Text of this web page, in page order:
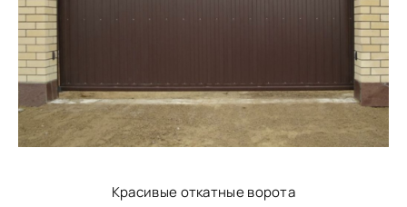
Красивые откатные ворота